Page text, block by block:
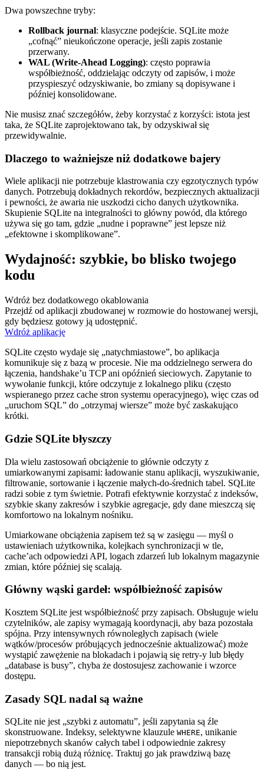
Dwa powszechne tryby:
Rollback journal: klasyczne podejście. SQLite może
„cofnąć” nieukończone operacje, jeśli zapis zostanie
przerwany.
WAL (Write-Ahead Logging): często poprawia
współbieżność, oddzielając odczyty od zapisów, i może
przyspieszyć odzyskiwanie, bo zmiany są dopisywane i
później konsolidowane.
Nie musisz znać szczegółów, żeby korzystać z korzyści: istota jest
taka, że SQLite zaprojektowano tak, by odzyskiwał się
przewidywalnie.
Dlaczego to ważniejsze niż dodatkowe bajery
Wiele aplikacji nie potrzebuje klastrowania czy egzotycznych typów
danych. Potrzebują dokładnych rekordów, bezpiecznych aktualizacji
i pewności, że awaria nie uszkodzi cicho danych użytkownika.
Skupienie SQLite na integralności to główny powód, dla którego
używa się go tam, gdzie „nudne i poprawne” jest lepsze niż
„efektowne i skomplikowane”.
Wydajność: szybkie, bo blisko twojego
kodu
Wdróż bez dodatkowego okablowania
Przejdź od aplikacji zbudowanej w rozmowie do hostowanej wersji,
gdy będziesz gotowy ją udostępnić.
Wdróż aplikację
SQLite często wydaje się „natychmiastowe”, bo aplikacja
komunikuje się z bazą w procesie. Nie ma oddzielnego serwera do
łączenia, handshake’u TCP ani opóźnień sieciowych. Zapytanie to
wywołanie funkcji, które odczytuje z lokalnego pliku (często
wspieranego przez cache stron systemu operacyjnego), więc czas od
„uruchom SQL” do „otrzymaj wiersze” może być zaskakująco
krótki.
Gdzie SQLite błyszczy
Dla wielu zastosowań obciążenie to głównie odczyty z
umiarkowanymi zapisami: ładowanie stanu aplikacji, wyszukiwanie,
filtrowanie, sortowanie i łączenie małych‑do‑średnich tabel. SQLite
radzi sobie z tym świetnie. Potrafi efektywnie korzystać z indeksów,
szybkie skany zakresów i szybkie agregacje, gdy dane mieszczą się
komfortowo na lokalnym nośniku.
Umiarkowane obciążenia zapisem też są w zasięgu — myśl o
ustawieniach użytkownika, kolejkach synchronizacji w tle,
cache’ach odpowiedzi API, logach zdarzeń lub lokalnym magazynie
zmian, które później się scalają.
Główny wąski gardeł: współbieżność zapisów
Kosztem SQLite jest współbieżność przy zapisach. Obsługuje wielu
czytelników, ale zapisy wymagają koordynacji, aby baza pozostała
spójna. Przy intensywnych równoległych zapisach (wiele
wątków/procesów próbujących jednocześnie aktualizować) może
wystąpić zawężenie na blokadach i pojawią się retry‑y lub błędy
„database is busy”, chyba że dostosujesz zachowanie i wzorce
dostępu.
Zasady SQL nadal są ważne
SQLite nie jest „szybki z automatu”, jeśli zapytania są źle
skonstruowane. Indeksy, selektywne klauzule WHERE, unikanie
niepotrzebnych skanów całych tabel i odpowiednie zakresy
transakcji robią dużą różnicę. Traktuj go jak prawdziwą bazę
danych — bo nią jest.